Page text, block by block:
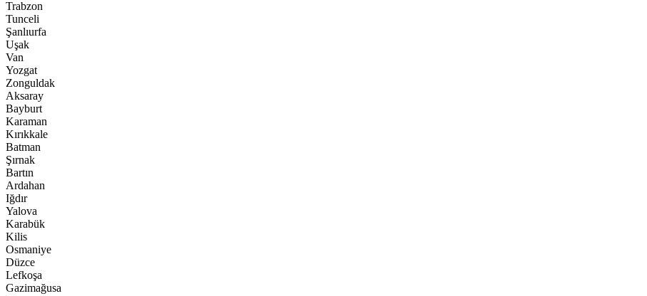
Trabzon
Tunceli
Şanlıurfa
Uşak
Van
Yozgat
Zonguldak
Aksaray
Bayburt
Karaman
Kırıkkale
Batman
Şırnak
Bartın
Ardahan
Iğdır
Yalova
Karabük
Kilis
Osmaniye
Düzce
Lefkoşa
Gazimağusa